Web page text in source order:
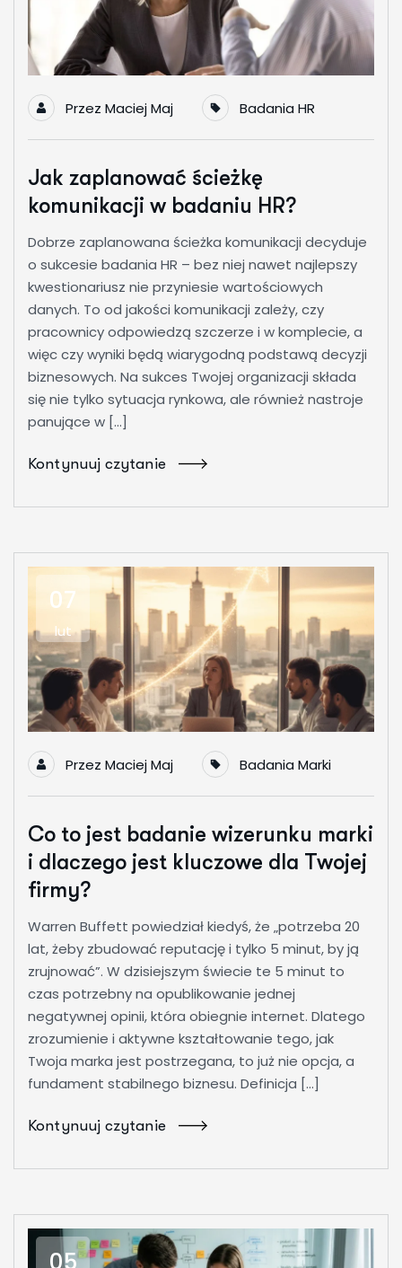
Przez Maciej Maj Badania HR
Jak zaplanować ścieżkę
komunikacji w badaniu HR?
Dobrze zaplanowana ścieżka komunikacji decyduje
o sukcesie badania HR – bez niej nawet najlepszy
kwestionariusz nie przyniesie wartościowych
danych. To od jakości komunikacji zależy, czy
pracownicy odpowiedzą szczerze i w komplecie, a
więc czy wyniki będą wiarygodną podstawą decyzji
biznesowych. Na sukces Twojej organizacji składa
się nie tylko sytuacja rynkowa, ale również nastroje
panujące w […]
Kontynuuj czytanie
07
lut
Przez Maciej Maj Badania Marki
Co to jest badanie wizerunku marki
i dlaczego jest kluczowe dla Twojej
firmy?
Warren Buffett powiedział kiedyś, że „potrzeba 20
lat, żeby zbudować reputację i tylko 5 minut, by ją
zrujnować”. W dzisiejszym świecie te 5 minut to
czas potrzebny na opublikowanie jednej
negatywnej opinii, która obiegnie internet. Dlatego
zrozumienie i aktywne kształtowanie tego, jak
Twoja marka jest postrzegana, to już nie opcja, a
fundament stabilnego biznesu. Definicja […]
Kontynuuj czytanie